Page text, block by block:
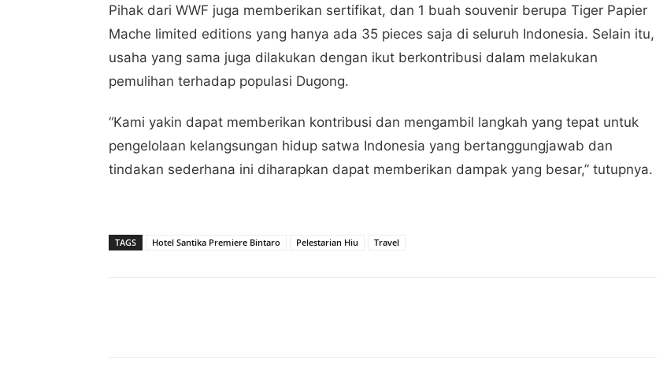
Pihak dari WWF juga memberikan sertifikat, dan 1 buah souvenir berupa Tiger Papier
Mache limited editions yang hanya ada 35 pieces saja di seluruh Indonesia. Selain itu,
usaha yang sama juga dilakukan dengan ikut berkontribusi dalam melakukan
pemulihan terhadap populasi Dugong.
“Kami yakin dapat memberikan kontribusi dan mengambil langkah yang tepat untuk
pengelolaan kelangsungan hidup satwa Indonesia yang bertanggungjawab dan
tindakan sederhana ini diharapkan dapat memberikan dampak yang besar,” tutupnya.
TAGS Hotel Santika Premiere Bintaro Pelestarian Hiu Travel